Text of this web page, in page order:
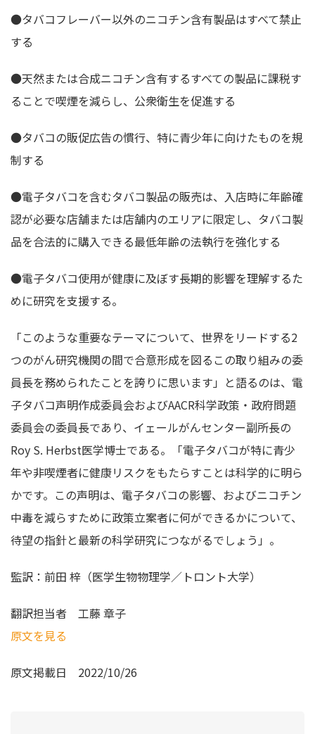
●タバコフレーバー以外のニコチン含有製品はすべて禁止
する
●天然または合成ニコチン含有するすべての製品に課税す
ることで喫煙を減らし、公衆衛生を促進する
●タバコの販促広告の慣行、特に青少年に向けたものを規
制する
●電子タバコを含むタバコ製品の販売は、入店時に年齢確
認が必要な店舗または店舗内のエリアに限定し、タバコ製
品を合法的に購入できる最低年齢の法執行を強化する
●電子タバコ使用が健康に及ぼす長期的影響を理解するた
めに研究を支援する。
「このような重要なテーマについて、世界をリードする2
つのがん研究機関の間で合意形成を図るこの取り組みの委
員長を務められたことを誇りに思います」と語るのは、電
子タバコ声明作成委員会およびAACR科学政策・政府問題
委員会の委員長であり、イェールがんセンター副所長の
Roy S. Herbst医学博士である。「電子タバコが特に青少
年や非喫煙者に健康リスクをもたらすことは科学的に明ら
かです。この声明は、電子タバコの影響、およびニコチン
中毒を減らすために政策立案者に何ができるかについて、
待望の指針と最新の科学研究につながるでしょう」。
監訳：前田 梓（医学生物物理学／トロント大学）
翻訳担当者 工藤 章子
原文を見る
原文掲載日 2022/10/26